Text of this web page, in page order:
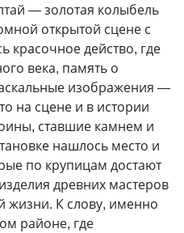
— золотая колыбель
открытой сцене с
красочное действо, где
века, память о
изображения —
на сцене и в истории
ставшие камнем и
нашлось место и
по крупицам достают
древних мастеров
жизни. К слову, именно
районе, где